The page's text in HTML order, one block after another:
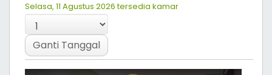
Selasa, 11 Agustus 2026 tersedia kamar
Ganti Tanggal